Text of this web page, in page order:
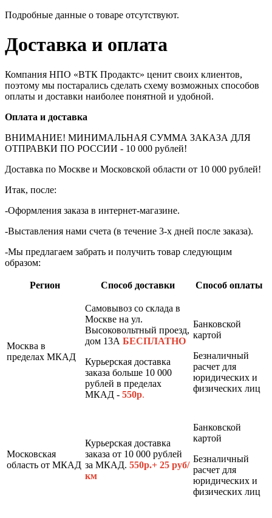
Подробные данные о товаре отсутствуют.
Доставка и оплата
Компания НПО «ВТК Продактс» ценит своих клиентов,
поэтому мы постарались сделать схему возможных способов
оплаты и доставки наиболее понятной и удобной.
Оплата и доставка
ВНИМАНИЕ! МИНИМАЛЬНАЯ СУММА ЗАКАЗА ДЛЯ
ОТПРАВКИ ПО РОССИИ - 10 000 рублей!
Доставка по Москве и Московской области от 10 000 рублей!
Итак, после:
-Оформления заказа в интернет-магазине.
-Выставления нами счета (в течение 3-х дней после заказа).
-Мы предлагаем забрать и получить товар следующим
образом:
Регион Способ доставки Способ оплаты
Москва в
пределах МКАД
Самовывоз со склада в
Москве на ул.
Высоковольтный проезд,
дом 13А БЕСПЛАТНО
Курьерская доставка
заказа больше 10 000
рублей в пределах
МКАД - 550р.
Банковской
картой
Безналичный
расчет для
юридических и
физических лиц
Московская
область от МКАД
Курьерская доставка
заказа от 10 000 рублей
за МКАД. 550р.+ 25 руб/
км
Банковской
картой
Безналичный
расчет для
юридических и
физических лиц